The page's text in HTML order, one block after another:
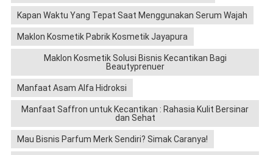
Kapan Waktu Yang Tepat Saat Menggunakan Serum Wajah
Maklon Kosmetik Pabrik Kosmetik Jayapura
Maklon Kosmetik Solusi Bisnis Kecantikan Bagi
Beautyprenuer
Manfaat Asam Alfa Hidroksi
Manfaat Saffron untuk Kecantikan : Rahasia Kulit Bersinar
dan Sehat
Mau Bisnis Parfum Merk Sendiri? Simak Caranya!